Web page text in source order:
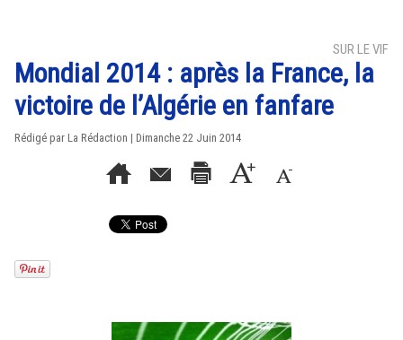
SUR LE VIF
Mondial 2014 : après la France, la
victoire de l’Algérie en fanfare
Rédigé par La Rédaction | Dimanche 22 Juin 2014